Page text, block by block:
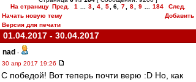
На страницу Пред. 1 3 4 5 6 7 8 9 184
След.
Начать новую тему
Добавить
Версия для печати
01.04.2017 - 30.04.2017
nad -
30 апр 2017 19:26
С победой! Вот теперь почти верю :D Но, как